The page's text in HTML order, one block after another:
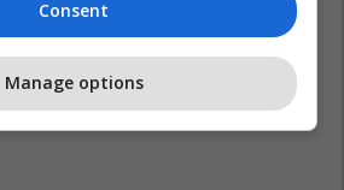
Consent
Manage options